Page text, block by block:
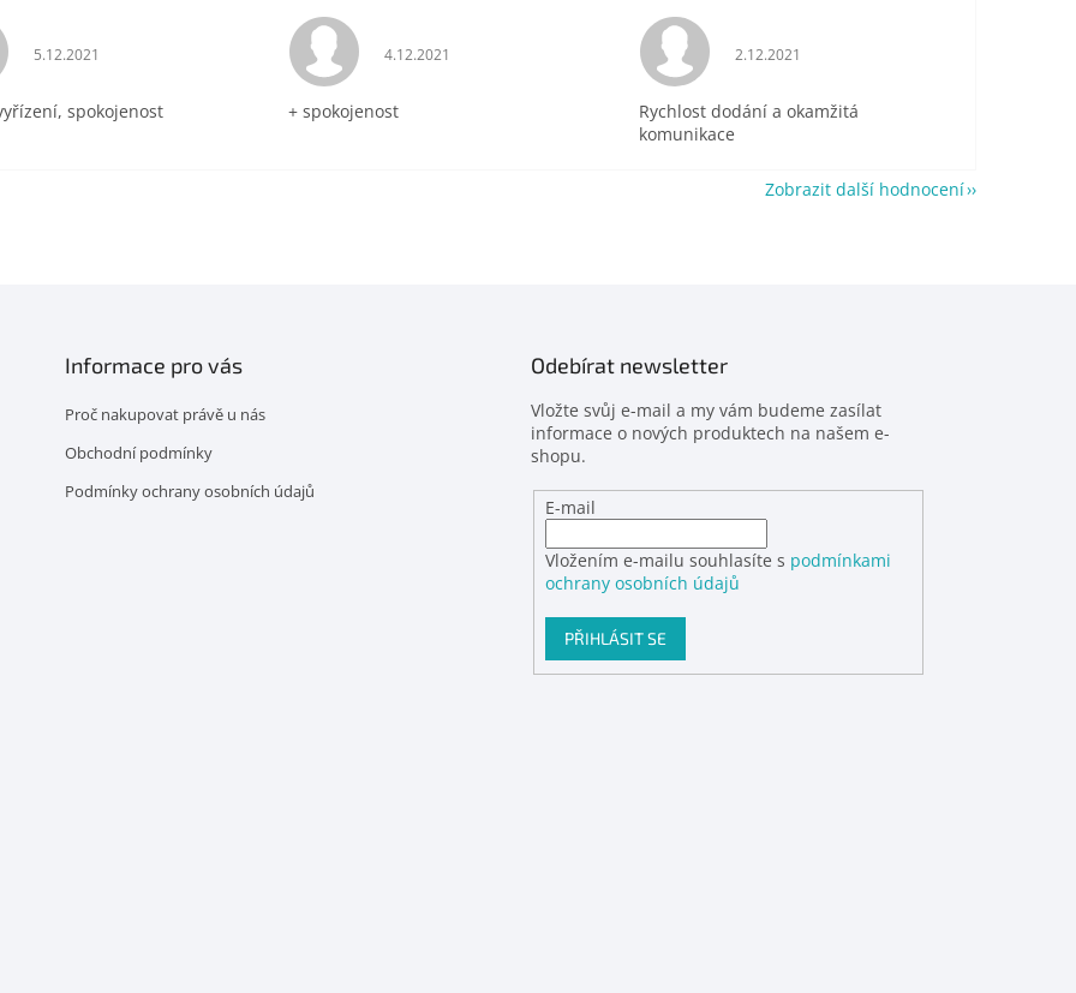
Hodnocení obchodu je 5 z 5 hvězdiček.
5.12.2021
spokojenost
Hodnocení obchodu je 5 z 5 hvězdiček.
4.12.2021
+ spokojenost
Hodnocení obchodu je 5 z 5 hvězdiček.
2.12.2021
Rychlost dodání a okamžitá
komunikace
Zobrazit další hodnocení
Informace pro vás
Proč nakupovat právě u nás
Obchodní podmínky
Podmínky ochrany osobních údajů
Odebírat newsletter
Vložte svůj e-mail a my vám budeme zasílat
informace o nových produktech na našem e-
shopu.
E-mail
Vložením e-mailu souhlasíte s podmínkami
ochrany osobních údajů
PŘIHLÁSIT SE